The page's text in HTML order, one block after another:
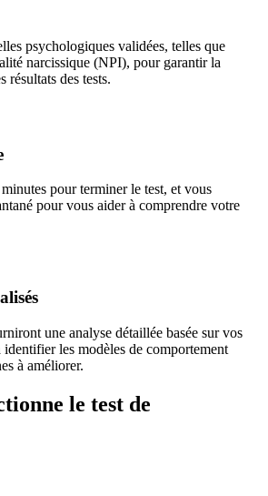
psychologiques validées, telles que
narcissique (NPI), pour garantir la
résultats des tests.
pour terminer le test, et vous
pour vous aider à comprendre votre
une analyse détaillée basée sur vos
identifier les modèles de comportement
à améliorer.
le test de